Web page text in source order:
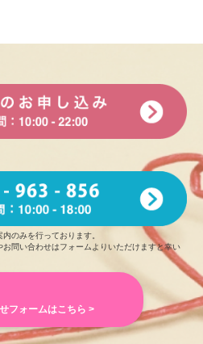
のみを行っております。
問い合わせはフォームよりいただけますと幸い
フォームはこちら >